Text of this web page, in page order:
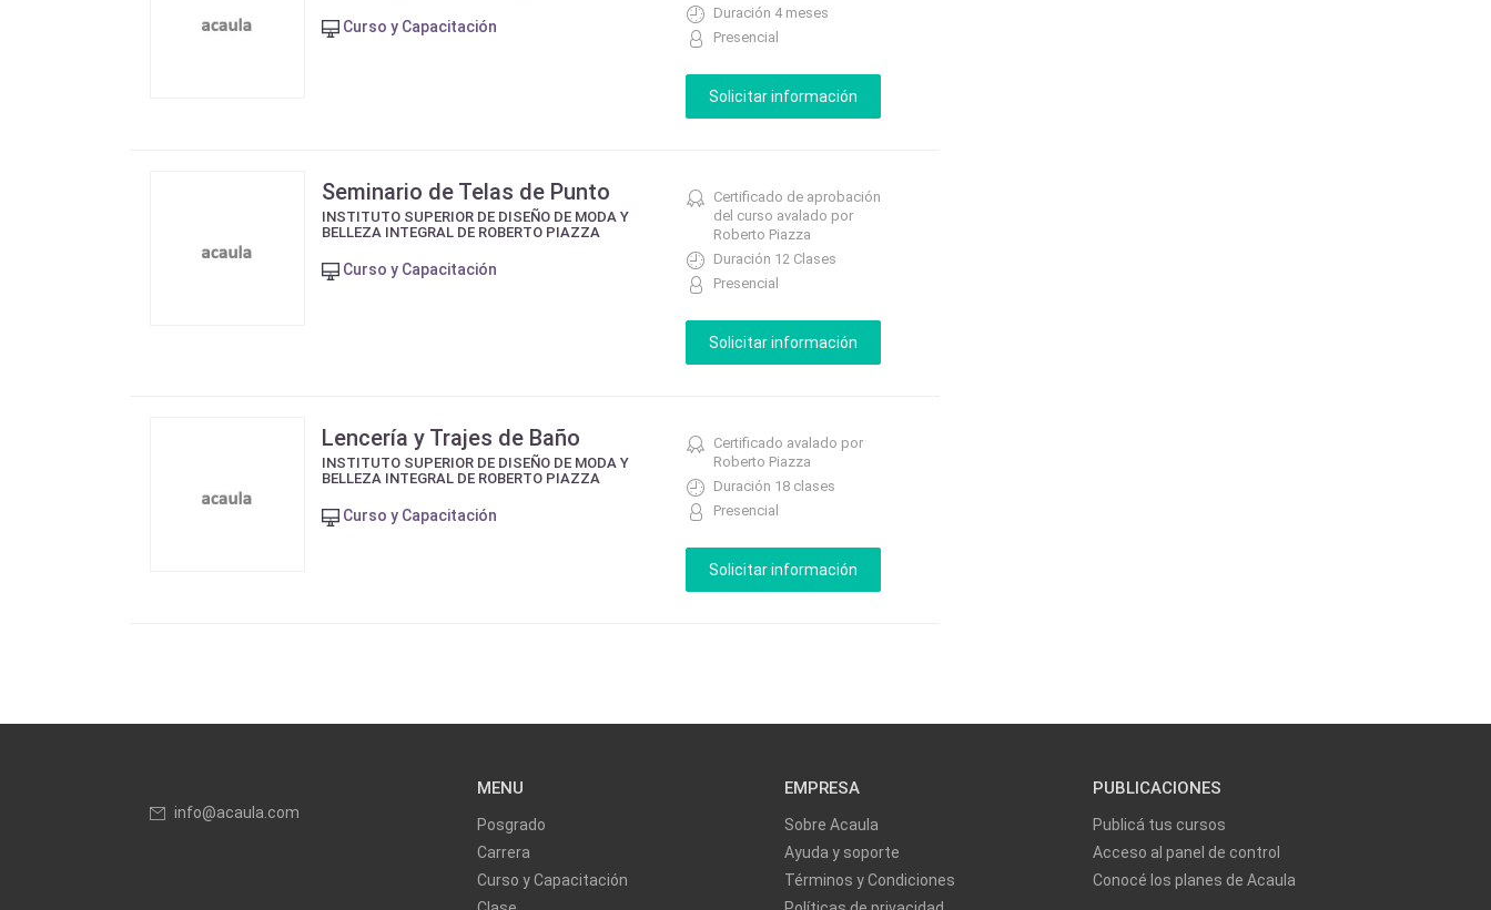
Curso y Capacitación
Duración 4 meses
Presencial
Seminario de Telas de Punto
INSTITUTO SUPERIOR DE DISEÑO DE MODA Y
BELLEZA INTEGRAL DE ROBERTO PIAZZA
Curso y Capacitación
Certificado de aprobación
del curso avalado por
Roberto Piazza
Duración 12 Clases
Presencial
Lencería y Trajes de Baño
INSTITUTO SUPERIOR DE DISEÑO DE MODA Y
BELLEZA INTEGRAL DE ROBERTO PIAZZA
Curso y Capacitación
Certificado avalado por
Roberto Piazza
Duración 18 clases
Presencial
info@acaula.com
MENU
Posgrado
Carrera
Curso y Capacitación
EMPRESA
Sobre Acaula
Ayuda y soporte
Términos y Condiciones
PUBLICACIONES
Publicá tus cursos
Acceso al panel de control
Conocé los planes de Acaula